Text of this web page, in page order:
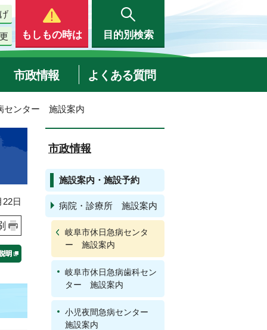
もしもの時は 目的別検索
市政情報 よくある質問
センター 施設案内
日
市政情報
施設案内・施設予約
病院・診療所 施設案内
岐阜市休日急病センタ
ー 施設案内
岐阜市休日急病歯科セン
ター 施設案内
小児夜間急病センター
施設案内